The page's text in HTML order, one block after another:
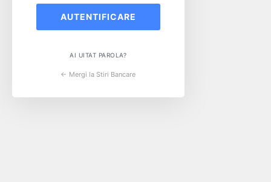
AI UITAT PAROLA?
← Mergi la Stiri Bancare